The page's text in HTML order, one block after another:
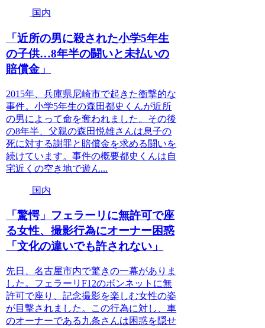
国内
「近所の男に殺された小学5年生
の子供…8年半の闘いと未払いの
賠償金」
2015年、兵庫県尼崎市で起きた衝撃的な
事件。小学5年生の森田都史くんが近所
の男によって命を奪われました。その後
の8年半、父親の森田悦雄さんは息子の
死に対する謝罪と賠償金を求める闘いを
続けています。事件の概要都史くんは自
宅近くの空き地で遊ん...
国内
「驚愕」フェラーリに無許可で座
る女性、撮影行為にオーナー困惑
「文化の違いでも許されない」
先日、名古屋市内で驚きの一幕がありま
した。フェラーリF12のボンネットに無
許可で座り、記念撮影を楽しむ女性の姿
が目撃されました。この行為に対し、車
のオーナーである九条さんは困惑を隠せ